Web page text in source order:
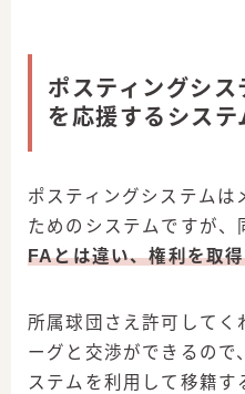
ポスティングシ
を応援するシステ
ポスティングシステムは
ためのシステムですが
FAとは違い、権利を取
所属球団さえ許可してく
ーグと交渉ができるので
ステムを利用して移籍す